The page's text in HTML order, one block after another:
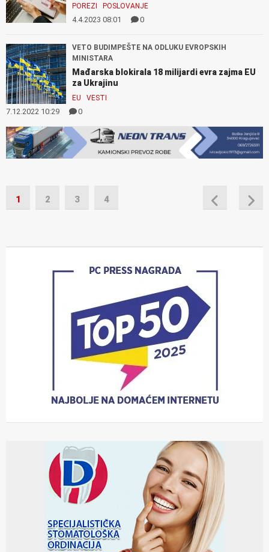
POREZI POSLOVANJE
4.4.2023 08:01 0
VETO BUDIMPEŠTE NA ODLUKU EVROPSKIH
MINISTARA
Mađarska blokirala 18 milijardi evra zajma EU
za Ukrajinu
EU VESTI
7.12.2022 10:29 0
1 2 3 4